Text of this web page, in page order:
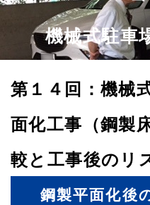
機械式駐車
第１４回：機械
面化工事（鋼製
較と工事後のリ
鋼製平面化後